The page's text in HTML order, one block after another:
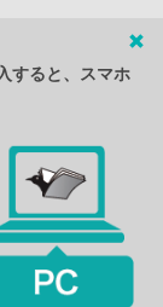
すると、スマホ